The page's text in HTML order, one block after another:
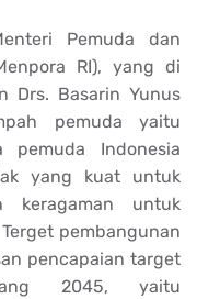
Pemuda dan
RI), yang di
Drs. Basarin Yunus
pemuda yaitu
pemuda Indonesia
yang kuat untuk
keragaman untuk
pembangunan
pencapaian target
2045, yaitu